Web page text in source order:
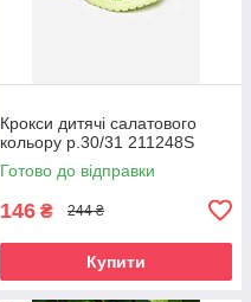
Крокси дитячі салатового
кольору р.30/31 211248S
Готово до відправки
146 ₴ 244 ₴
Купити